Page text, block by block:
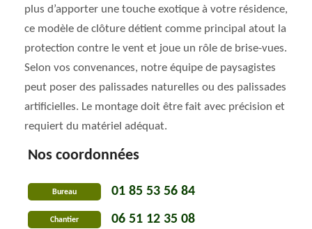
plus d’apporter une touche exotique à votre résidence,
ce modèle de clôture détient comme principal atout la
protection contre le vent et joue un rôle de brise-vues.
Selon vos convenances, notre équipe de paysagistes
peut poser des palissades naturelles ou des palissades
artificielles. Le montage doit être fait avec précision et
requiert du matériel adéquat.
Nos coordonnées
Bureau 01 85 53 56 84
Chantier 06 51 12 35 08